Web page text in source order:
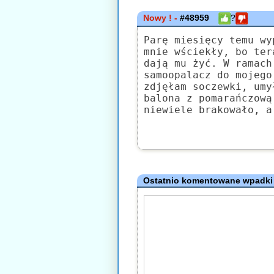
Nowy ! -#48959 ?
Parę miesięcy temu
mnie wściekły, bo
dają mu żyć. W
samoopalacz do
zdjęłam soczewki,
balona z
niewiele brakowało,
Ostatnio komentowane wpadki